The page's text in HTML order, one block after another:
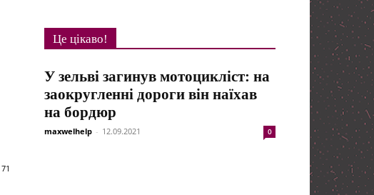
71
Це цікаво!
У зельві загинув мотоцикліст: на
заокругленні дороги він наїхав
на бордюр
maxwelhelp - 12.09.2021 0